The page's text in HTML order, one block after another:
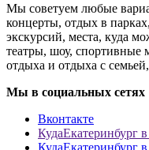
Мы советуем любые
концерты, отдых в
экскурсий, места, куда
театры, шоу, спортивные
отдыха и отдыха с
Мы в социальных сетях
Вконтакте
КудаЕкатеринбург
КудаЕкатеринбург